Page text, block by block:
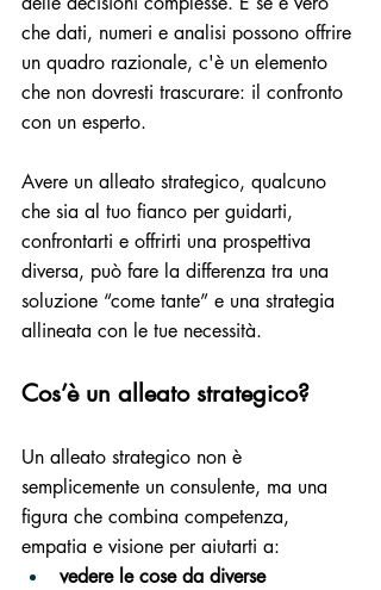
che dati, numeri e analisi possono offrire
un quadro razionale, c'è un elemento
che non dovresti trascurare: il confronto
con un esperto.
Avere un alleato strategico, qualcuno
che sia al tuo fianco per guidarti,
confrontarti e offrirti una prospettiva
diversa, può fare la differenza tra una
soluzione “come tante” e una strategia
allineata con le tue necessità.
Cos’è un alleato strategico?
Un alleato strategico non è
semplicemente un consulente, ma una
figura che combina competenza,
empatia e visione per aiutarti a:
vedere le cose da diverse